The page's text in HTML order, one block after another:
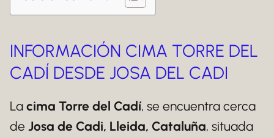
INFORMACIÓN CIMA TORRE DEL
CADÍ DESDE JOSA DEL CADI
La cima Torre del Cadí, se encuentra cerca
de Josa de Cadi, Lleida, Cataluña, situada